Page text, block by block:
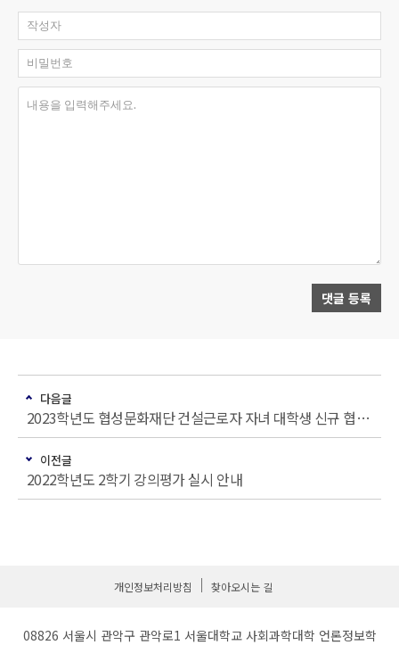
작성자
비밀번호
내용을 입력해주세요.
댓글 등록
다음글
2023학년도 협성문화재단 건설근로자 자녀 대학생 신규 협성장학생 선발 안내(~23/1/9)
이전글
2022학년도 2학기 강의평가 실시 안내
개인정보처리방침 찾아오시는 길
08826 서울시 관악구 관악로1 서울대학교 사회과학대학 언론정보학